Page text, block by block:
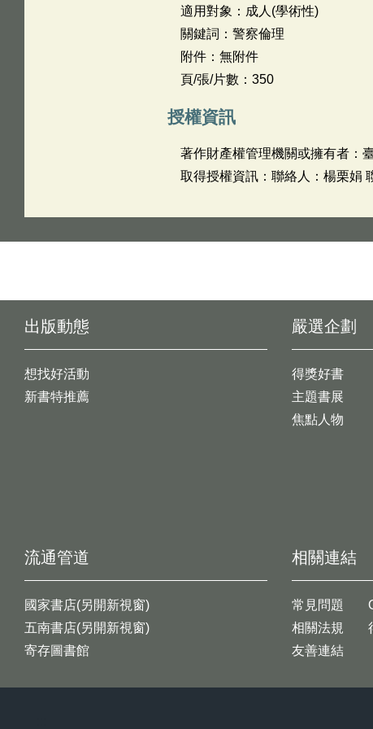
適用對象：成人(學術性)
關鍵詞：警察倫理
附件：無附件
頁/張/片數：350
授權資訊
著作財產權管理機關或擁有者：
取得授權資訊：聯絡人：楊栗娟
出版動態
想找好活動
新書特推薦
嚴選企劃
得獎好書
主題書展
焦點人物
流通管道
國家書店(另開新視窗)
五南書店(另開新視窗)
寄存圖書館
相關連結
常見問題
相關法規
友善連結